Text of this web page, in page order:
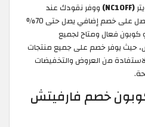
(NC10FF)
ووفر نقودك عند
التسوق من موقع Farfetch واحصل على خصم إضافي يصل حتى 70%
فعال ومتاح لجميع
يوفر خصم على جميع منتجات
من العروض والتخفيضات
خصم فارفيتش